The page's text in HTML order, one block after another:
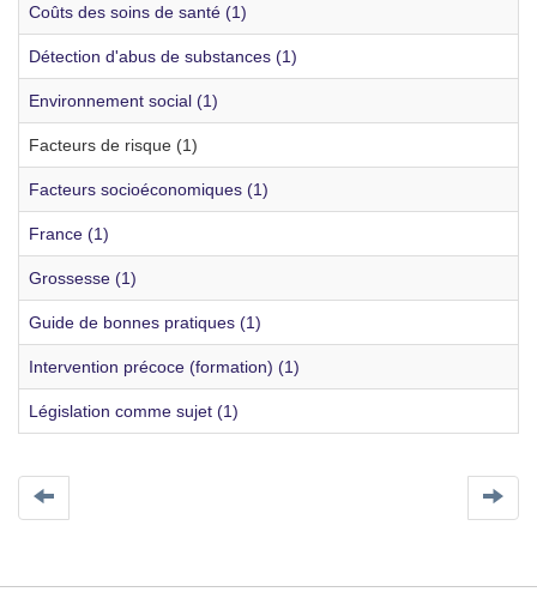
Coûts des soins de santé (1)
Détection d'abus de substances (1)
Environnement social (1)
Facteurs de risque (1)
Facteurs socioéconomiques (1)
France (1)
Grossesse (1)
Guide de bonnes pratiques (1)
Intervention précoce (formation) (1)
Législation comme sujet (1)